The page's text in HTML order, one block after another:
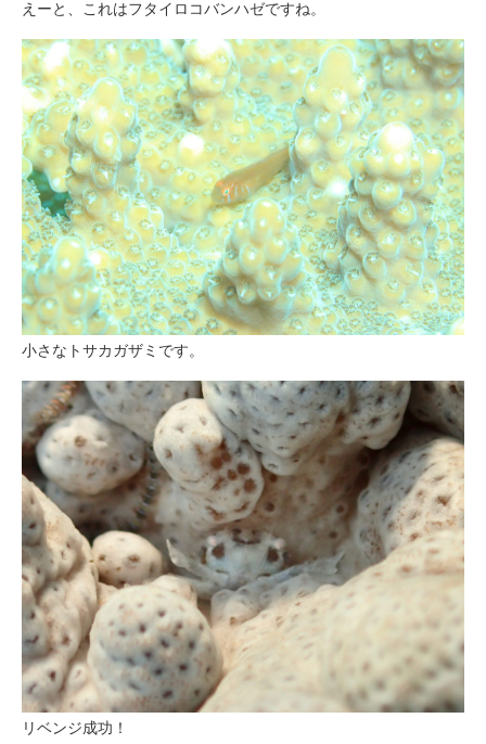
えーと、これはフタイロコバンハゼですね。
小さなトサカガザミです。
リベンジ成功！